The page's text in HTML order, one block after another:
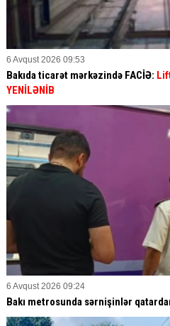
6 Avqust 2026 09:53
Bakıda ticarət mərkəzində FACİƏ:
YENİLƏNİB
6 Avqust 2026 09:24
Bakı metrosunda sərnişinlər